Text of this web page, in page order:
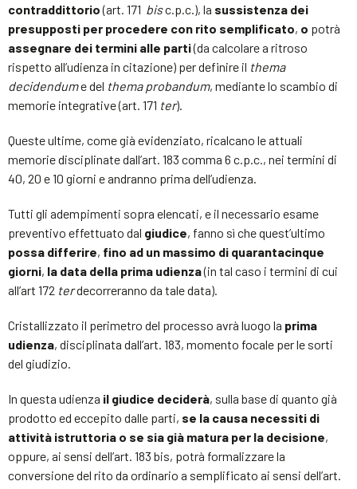
contraddittorio(art. 171 bisc.p.c.), la sussistenza dei
presupposti per procedere con rito semplificato, o potrà
assegnare dei termini alle parti(da calcolare a ritroso
rispetto all’udienza in citazione) per definire il thema
decidendume del thema probandum, mediante lo scambio di
memorie integrative (art. 171 ter).
Queste ultime, come già evidenziato, ricalcano le attuali
memorie disciplinate dall’art. 183 comma 6 c.p.c., nei termini di
40, 20 e 10 giorni e andranno prima dell’udienza.
Tutti gli adempimenti sopra elencati, e il necessario esame
preventivo effettuato dal giudice, fanno sì che quest’ultimo
possa differire, fino ad un massimo di quarantacinque
giorni, la data della prima udienza(in tal caso i termini di cui
all’art 172 terdecorreranno da tale data).
Cristallizzato il perimetro del processo avrà luogo la prima
udienza, disciplinata dall’art. 183, momento focale per le sorti
del giudizio.
In questa udienza il giudice deciderà, sulla base di quanto già
prodotto ed eccepito dalle parti, se la causa necessiti di
attività istruttoria o se sia già matura per la decisione,
oppure, ai sensi dell’art. 183 bis, potrà formalizzare la
conversione del rito da ordinario a semplificato ai sensi dell’art.